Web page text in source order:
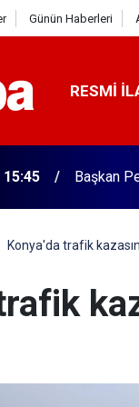
Günün Haberleri
RESMI
15:45 Başkan
Konya'da trafik